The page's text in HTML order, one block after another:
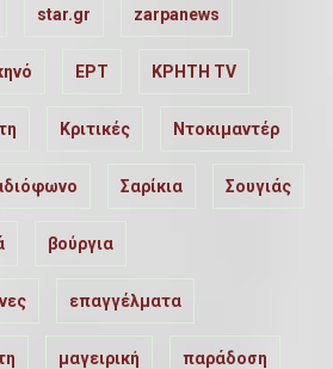
star.gr zarpanews
ΕΡΤ ΚΡΗΤΗ TV
Κριτικές Ντοκιμαντέρ
Σαρίκια Σουγιάς
βούργια
επαγγέλματα
μαγειρική παράδοση